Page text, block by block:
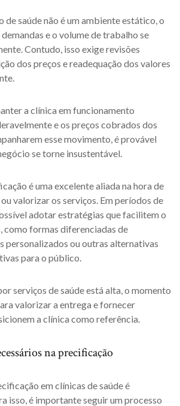
de saúde não é um ambiente estático, o
e o volume de trabalho se
Contudo, isso exige revisões
dos preços e readequação dos valores
a clínica em funcionamento
e os preços cobrados dos
esse movimento, é provável
se torne insustentável.
é uma excelente aliada na hora de
valorizar os serviços. Em períodos de
adotar estratégias que facilitem o
como formas diferenciadas de
personalizados ou outras alternativas
para o público.
serviços de saúde está alta, o momento
valorizar a entrega e fornecer
a clínica como referência.
na precificação
em clínicas de saúde é
isso, é importante seguir um processo